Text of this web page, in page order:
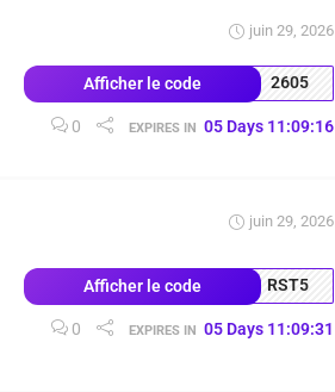
juin 29, 2026
Afficher le code 2605
0 EXPIRES IN 05 Days 11:09:15
juin 29, 2026
Afficher le code RST5
0 EXPIRES IN 05 Days 11:09:30